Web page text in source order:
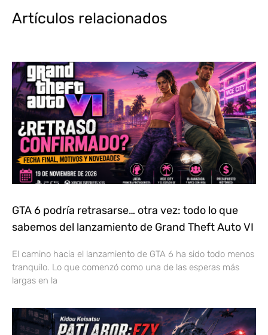
Artículos relacionados
GTA 6 podría retrasarse… otra vez: todo lo que
sabemos del lanzamiento de Grand Theft Auto VI
El camino hacia el lanzamiento de GTA 6 ha sido todo menos
tranquilo. Lo que comenzó como una de las esperas más
largas en la